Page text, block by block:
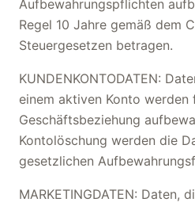
Aufbewahrungspflichten
Regel 10 Jahre gemäß dem
Steuergesetzen betragen.
KUNDENKONTODATEN:
einem aktiven Konto werden
Geschäftsbeziehung
Kontolöschung werden die
gesetzlichen
MARKETINGDATEN: Daten,